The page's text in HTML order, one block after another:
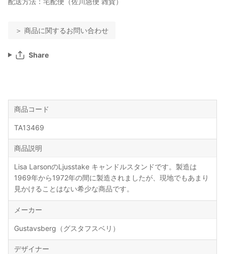
＞ 商品に関するお問い合わせ
Share
商品コード
TA13469
商品説明
Lisa LarsonのLjusstake キャンドルスタンドです。製造は
1969年から1972年の間に製造されましたが、現地でもあまり
見かけることはない希少な商品です。
メーカー
Gustavsberg（グスタフスベリ）
デザイナー